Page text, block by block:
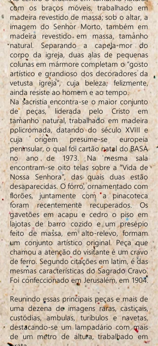
com os braços móveis, trabalhado em
madeira revestido de massa; sob o altar, a
imagem do Senhor Morto, também em
madeira revestido em massa, tamanho
natural. Separando a capela-mor do
corpo da igreja, duas alas de pequenas
colunas em mármore completam o “gosto
artístico e grandioso dos decoradores da
vetusta igreja”, cuja beleza, felizmente,
ainda resiste ao homem e ao tempo.
Na sacristia encontra-se o maior conjunto
de peças, liderada pelo Cristo em
tamanho natural, trabalhado em madeira
policromada, datando do século XVIII e
cuja origem presume-se europeia
peninsular, o qual foi cartão natal do BASA
no ano de 1973. Na mesma sala
encontram-se oito telas sobre a “Vida de
Nossa Senhora”, das quais duas estão
desaparecidas. O forro, ornamentado com
florões, juntamente com a pinacoteca
foram recentemente recuperados. Os
gavetões em acapu e cedro o piso em
lajotas de barro cozido e um presépio
feito de massa, em alto-relevo, formam
um conjunto artístico original. Peça que
chamou a atenção do visitante é um cravo
de ferro. Segundo citações em latim, é das
mesmas características do Sagrado Cravo.
Foi confeccionado em Jerusalém, em 1904.
Reunindo essas principais peças e mais de
uma dezena de imagens raras, castiçais,
custódias, ambulas, turíbulos e navetas,
destacando-se um lampadário com mais
de um metro de altura, trabalhado em